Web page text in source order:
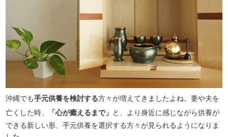
沖縄でも手元供養を検討する方々が増えてきましたよね。妻や夫を
亡くした時、
「心が癒えるまで」 と、より身近に感じながら供養が
できる新しい形、手元供養を選択する方々が見られるようになりま